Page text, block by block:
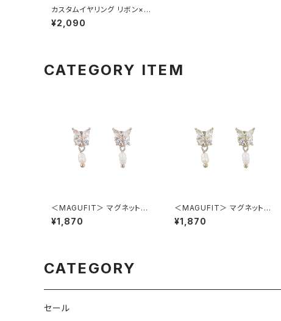
カスタムイヤリング リボン×パ
ール AER0617-PG（ピンクゴ
ールド）
¥2,090
CATEGORY ITEM
＜MAGUFIT＞ マグネットイ
ヤリング バタフライ AER062
3-PG（ピンクゴールド）
¥1,870
＜MAGUFIT＞ マグネットイ
ヤリング バタフライ AER062
3-GD（ゴールド）
¥1,870
CATEGORY
セール